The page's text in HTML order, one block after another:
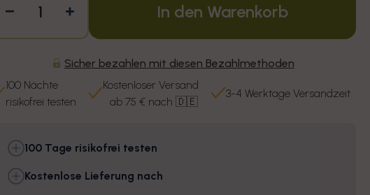
Verringere die Menge für HOME
Erhöhe die Menge für HOME
In den Warenkorb
Sicher bezahlen mit diesen Bezahlmethoden
100 Nächte
risikofrei testen
Kostenloser Versand
ab 75 € nach 🇩🇪
3-4 Werktage Versandzeit
100 Tage risikofrei testen
Kostenlose Lieferung nach